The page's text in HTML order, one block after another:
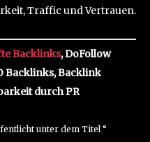
Traffic und Vertrauen.
Backlinks, DoFollow
Backlinks, Backlink
durch PR
unter dem Titel “